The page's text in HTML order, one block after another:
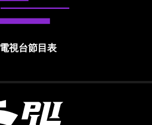
視台節目表
霹靂國際多媒體股份有限公司 PILI